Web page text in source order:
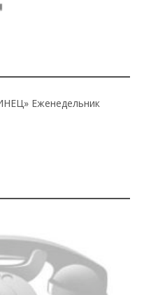
Еженедельник